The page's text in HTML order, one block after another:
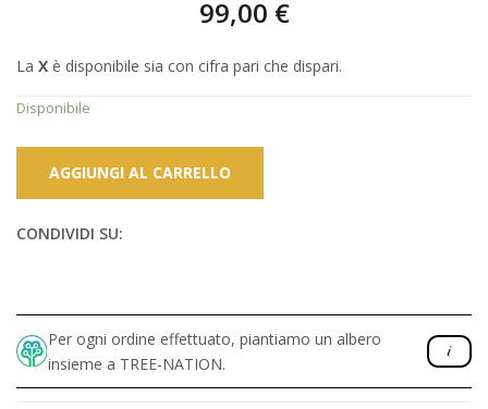
99,00 €
La X è disponibile sia con cifra pari che dispari.
Disponibile
AGGIUNGI AL CARRELLO
CONDIVIDI SU:
Per ogni ordine effettuato, piantiamo un albero
insieme a TREE-NATION.